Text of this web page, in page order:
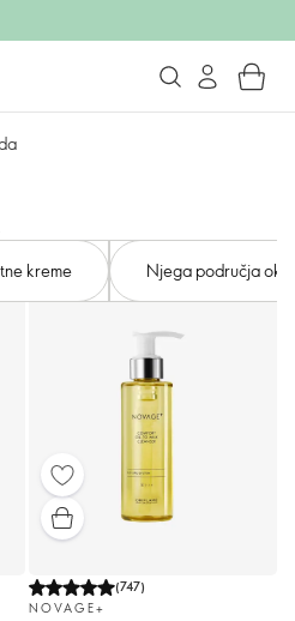
kreme Njega područja oko
(747)
NOVAGE+